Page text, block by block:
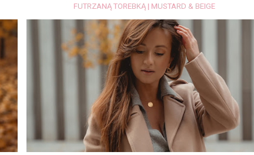
FUTRZANĄ TOREBKĄ | MUSTARD & BEIGE